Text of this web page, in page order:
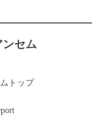
ンセム
トップ